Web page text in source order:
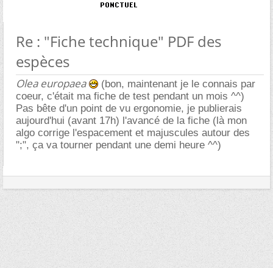
Re : "Fiche technique" PDF des
espèces
Olea europaea
(bon, maintenant je le connais par
coeur, c'était ma fiche de test pendant un mois ^^)
Pas bête d'un point de vu ergonomie, je publierais
aujourd'hui (avant 17h) l'avancé de la fiche (là mon
algo corrige l'espacement et majuscules autour des
";", ça va tourner pendant une demi heure ^^)